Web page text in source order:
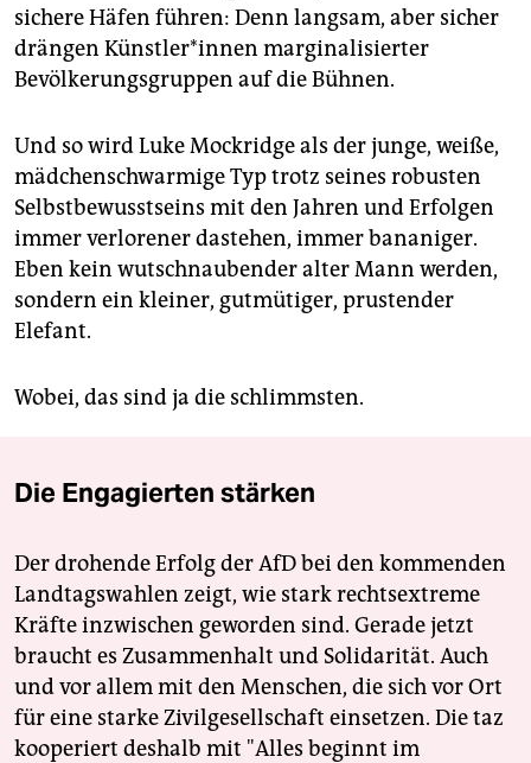
sichere Häfen führen: Denn langsam, aber sicher
drängen Künst­le­r*innen marginalisierter
Bevölkerungsgruppen auf die Bühnen.
Und so wird Luke Mockridge als der junge, weiße,
mädchenschwarmige Typ trotz seines robusten
Selbstbewusstseins mit den Jahren und Erfolgen
immer verlorener dastehen, immer bananiger.
Eben kein wutschnaubender alter Mann werden,
sondern ein kleiner, gutmütiger, prustender
Elefant.
Wobei, das sind ja die schlimmsten.
Die Engagierten stärken
Der drohende Erfolg der AfD bei den kommenden
Landtagswahlen zeigt, wie stark rechtsextreme
Kräfte inzwischen geworden sind. Gerade jetzt
braucht es Zusammenhalt und Solidarität. Auch
und vor allem mit den Menschen, die sich vor Ort
für eine starke Zivilgesellschaft einsetzen. Die taz
kooperiert deshalb mit "Alles beginnt im